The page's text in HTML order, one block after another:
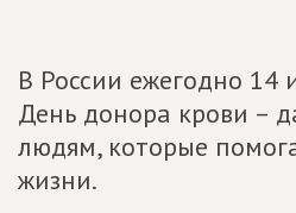
В России ежегодно 14
День донора крови –
людям, которые
жизни.